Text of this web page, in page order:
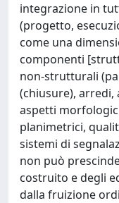
integrazione in
(progetto,
come una
componenti
non-strutturali
(chiusure),
aspetti
planimetrici,
sistemi di
non può
costruito e degli
dalla fruizione